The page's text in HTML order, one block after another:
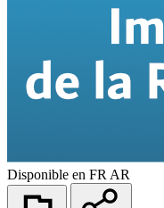
Disponible en FR AR